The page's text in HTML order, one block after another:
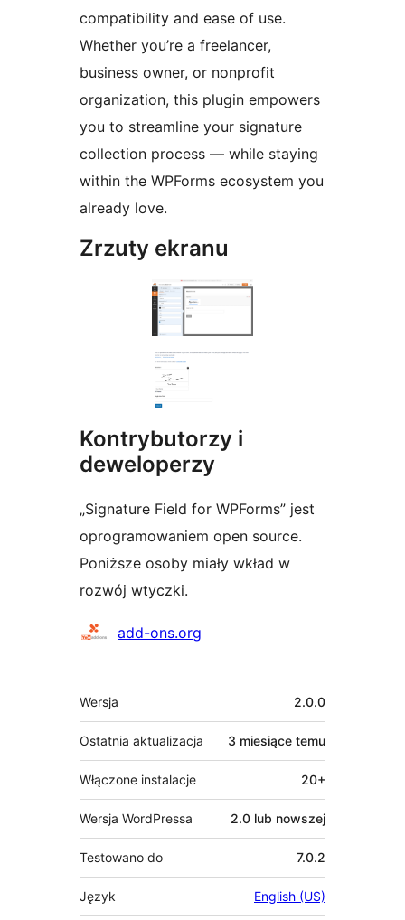
compatibility and ease of use.
Whether you’re a freelancer,
business owner, or nonprofit
organization, this plugin empowers
you to streamline your signature
collection process — while staying
within the WPForms ecosystem you
already love.
Zrzuty ekranu
Kontrybutorzy i
deweloperzy
„Signature Field for WPForms” jest
oprogramowaniem open source.
Poniższe osoby miały wkład w
rozwój wtyczki.
Zaangażowani
add-ons.org
Meta
Wersja 2.0.0
Ostatnia aktualizacja 3 miesiące temu
Włączone instalacje 20+
Wersja WordPressa 2.0 lub nowszej
Testowano do 7.0.2
Język English (US)